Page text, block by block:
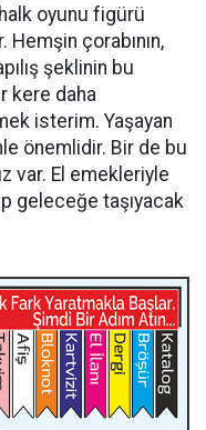
oyunu figürü
çorabının,
şeklinin bu
kere daha
isterim. Yaşayan
önemlidir. Bir de bu
var. El emekleriyle
geleceğe taşıyacak